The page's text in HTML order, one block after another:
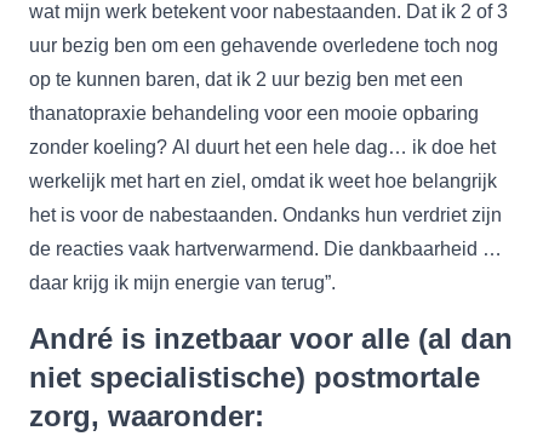
wat mijn werk betekent voor nabestaanden. Dat ik 2 of 3
uur bezig ben om een gehavende overledene toch nog
op te kunnen baren, dat ik 2 uur bezig ben met een
thanatopraxie behandeling voor een mooie opbaring
zonder koeling? Al duurt het een hele dag… ik doe het
werkelijk met hart en ziel, omdat ik weet hoe belangrijk
het is voor de nabestaanden. Ondanks hun verdriet zijn
de reacties vaak hartverwarmend. Die dankbaarheid …
daar krijg ik mijn energie van terug”.
André is inzetbaar voor alle (al dan
niet specialistische) postmortale
zorg, waaronder: